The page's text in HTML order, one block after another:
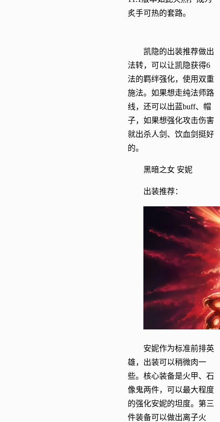
炙手可热的套路。
凯隐的出装推荐做出
法转，可以让凯隐获得6
法的羁绊强化，使用双重
施法。如果想走纯法师路
线，还可以出蓝buff、帽
子，如果想强化攻击伤害
就出杀人剑、饮血剑挺好
的。
黑暗之女 安妮
出装推荐：
安妮作为标准前排英
雄，出装可以稍微肉一
些。核心装备是火甲、石
像鬼两件，可以最大程度
的强化安妮的坦度。第三
件装备可以做出离子火